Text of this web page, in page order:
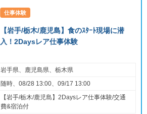
仕事体験
【岩手/栃木/鹿児島】食のｽﾀｰﾄ現場に潜
入！2Daysレア仕事体験
岩手県、鹿児島県、栃木県
随時、08/28 13:00、09/17 13:00
【岩手/栃木/鹿児島】2Daysレア仕事体験/交通
費&宿泊付